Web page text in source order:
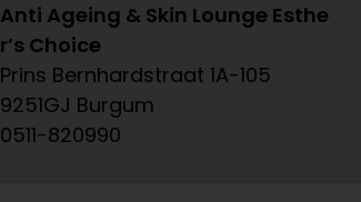
Anti Ageing & Skin Lounge Esthe
r’s Choice
Prins Bernhardstraat 1A-105
9251GJ Burgum
0511-820990